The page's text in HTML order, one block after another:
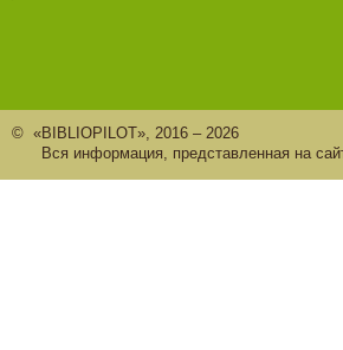
© «BIBLIOPILOT», 2016 – 2026
Вся информация, представленная на